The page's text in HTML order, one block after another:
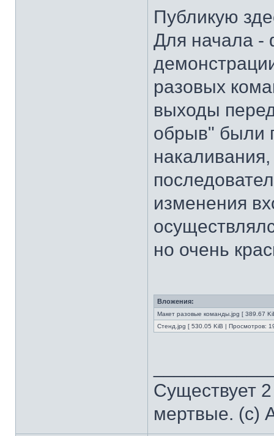
Публикую
Для начала -
разовых
выходы
обрыв" были
изменения
но очень
Вложения:
Макет разовые команды.jpg [ 389.67
Стенд.jpg [ 530.05 KiB | Просмотров:
Существует
мертвые. (с)